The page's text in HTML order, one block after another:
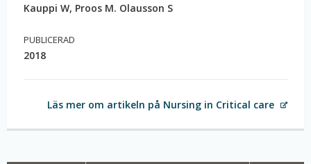
Kauppi W, Proos M. Olausson S
PUBLICERAD
2018
Läs mer om artikeln på Nursing in Critical care